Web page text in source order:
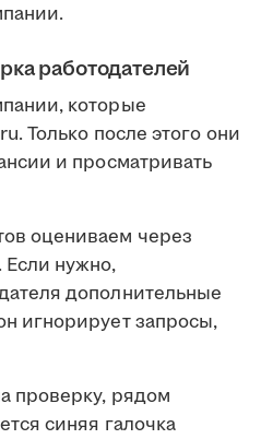
работодателей
которые
Только после этого они
и просматривать
оцениваем через
нужно,
дополнительные
игнорирует запросы,
проверку, рядом
синяя галочка